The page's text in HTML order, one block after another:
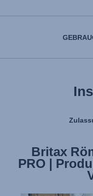
Britax
PRO |
Britax
PRO